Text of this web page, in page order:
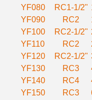
YF080
RC1-1/2"
YF090
RC2
YF100
RC2-1/2"
YF110
RC2
YF120
RC2-1/2"
YF130
RC3
YF140
RC4
YF150
RC3